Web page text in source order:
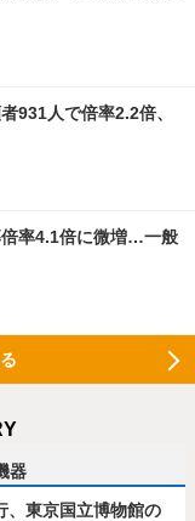
931人で倍率2.2倍、
倍率4.1倍に微増…一般
器
、東京国立博物館の